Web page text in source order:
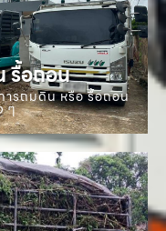
รื้อถอน
รถมดิน หรือ รื้อถอน
ๆ